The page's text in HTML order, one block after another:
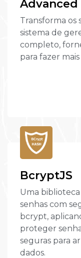
Advanced
Transforma os
sistema de
completo,
para fazer
BcryptJS
Uma
senhas com
bcrypt,
proteger
seguras para
dados.